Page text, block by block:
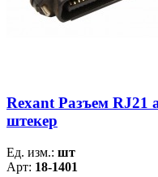
Rexant Разъем RJ21
штекер
Ед. изм.: шт
Арт: 18-1401